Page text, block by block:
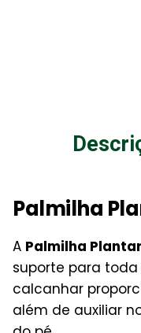
Palmilha
A Palmilha
suporte para toda
calcanhar
além de auxiliar